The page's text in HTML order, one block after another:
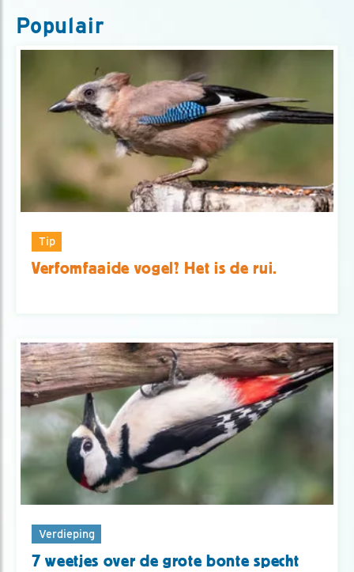
Populair
Tip
Verfomfaaide vogel? Het is de rui.
Verdieping
7 weetjes over de grote bonte specht